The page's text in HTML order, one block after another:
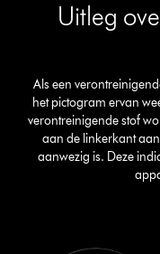
Uitleg
Als een
het pictogram ervan
verontreinigende stof
aan de linkerkant
aanwezig is. Deze